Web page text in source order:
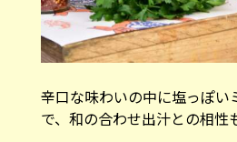
辛口な味わいの中に塩っぽい
で、和の合わせ出汁との相性